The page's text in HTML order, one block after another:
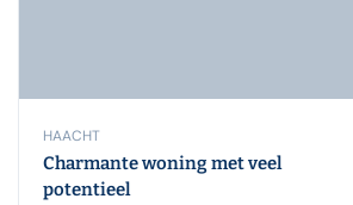
HAACHT
Charmante woning met veel
potentieel